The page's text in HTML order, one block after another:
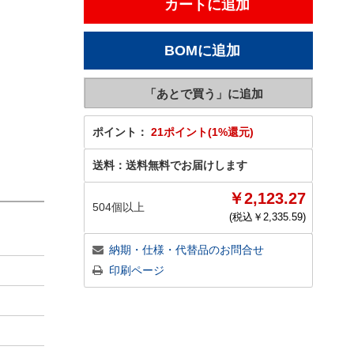
ポイント： 21ポイント(1%還元)
送料： 送料無料でお届けします
504個以上 ￥2,123.27
(税込￥ 2,335.59)
納期・仕様・代替品のお問合せ
印刷ページ